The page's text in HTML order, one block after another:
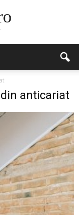
anticariat